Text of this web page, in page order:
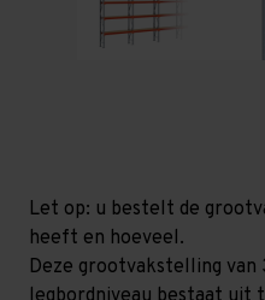
Let op: u bestelt de
heeft en hoeveel.
Deze grootvakstelling